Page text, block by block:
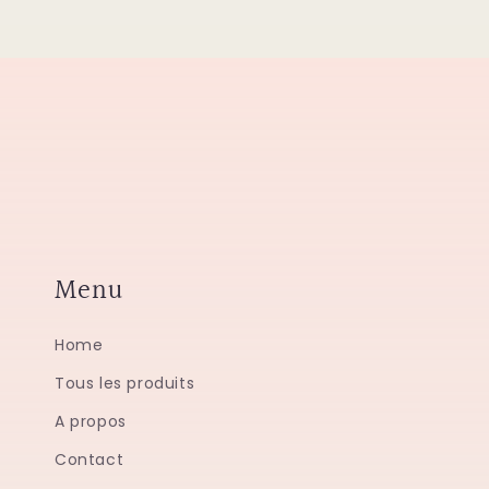
Menu
Home
Tous les produits
A propos
Contact